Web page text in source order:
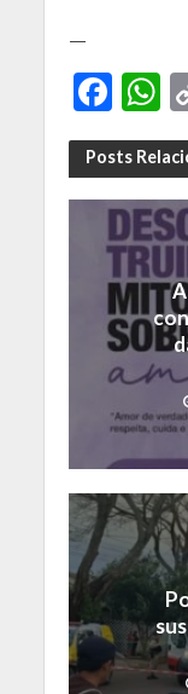
—
F
ac
e
b
o
o
k
h
s
A
p
p
Posts